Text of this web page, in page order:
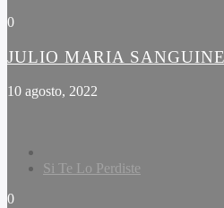
0
JULIO MARIA
10 agosto, 2022
Si Te Lo Perdiste
0